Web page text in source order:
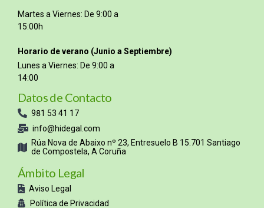
Martes a Viernes: De 9:00 a
15:00h
Horario de verano (Junio a Septiembre)
Lunes a Viernes: De 9:00 a
14:00
Datos de Contacto
981 53 41 17
info@hidegal.com
Rúa Nova de Abaixo nº 23, Entresuelo B 15.701 Santiago
de Compostela, A Coruña
Ámbito Legal
Aviso Legal
Política de Privacidad